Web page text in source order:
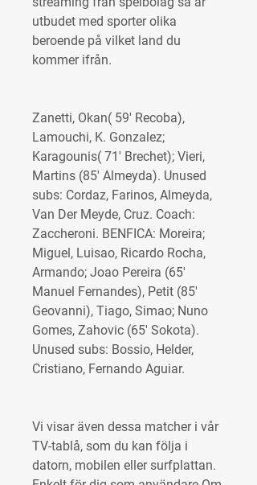
utbudet med sporter olika
beroende på vilket land du
kommer ifrån.
Zanetti, Okan( 59' Recoba),
Lamouchi, K. Gonzalez;
Karagounis( 71' Brechet); Vieri,
Martins (85' Almeyda). Unused
subs: Cordaz, Farinos, Almeyda,
Van Der Meyde, Cruz. Coach:
Zaccheroni. BENFICA: Moreira;
Miguel, Luisao, Ricardo Rocha,
Armando; Joao Pereira (65'
Manuel Fernandes), Petit (85'
Geovanni), Tiago, Simao; Nuno
Gomes, Zahovic (65' Sokota).
Unused subs: Bossio, Helder,
Cristiano, Fernando Aguiar.
Vi visar även dessa matcher i vår
TV-tablå, som du kan följa i
datorn, mobilen eller surfplattan.